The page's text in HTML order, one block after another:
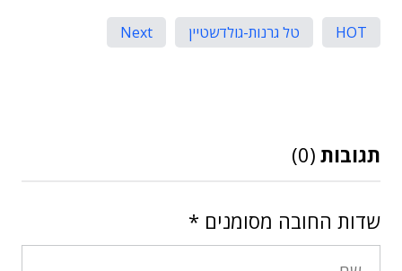
HOT טל גרנות-גולדשטיין Next
תגובות (0)
שדות החובה מסומנים *